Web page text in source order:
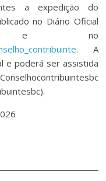
a expedição do
no Diário Oficial
e no
. A
e poderá ser assistida